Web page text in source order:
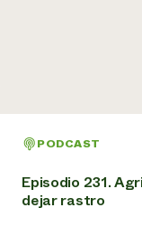
PODCAST
Episodio 231.
dejar rastro